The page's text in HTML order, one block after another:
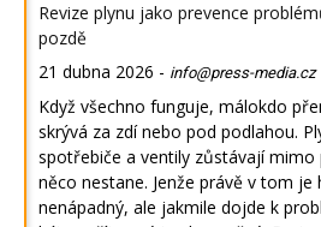
Revize plynu jako prevence
pozdě
21 dubna 2026 - info@press-media.cz
Když všechno funguje, málokdo
skrývá za zdí nebo pod podlahou.
spotřebiče a ventily zůstávají
něco nestane. Jenže právě v tom je
nenápadný, ale jakmile dojde k